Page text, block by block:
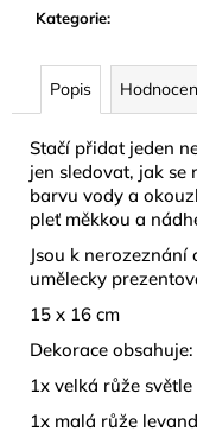
Kategorie:
Popis
Stačí přidat jeden
jen sledovat, jak se
barvu vody a
pleť měkkou a
Jsou k nerozeznání
umělecky
15 x 16 cm
Dekorace obsahuje:
1x velká růže
1x malá růže
MUŠLE
ABALONA
GOLD
299
Kč